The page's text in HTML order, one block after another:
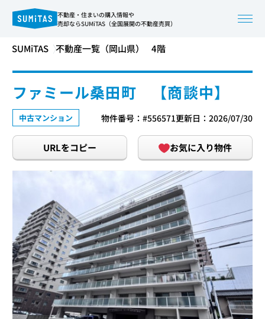
不動産・住まいの購入情報や
売却ならSUMiTAS（全国展開の不動産売買）
SUMiTAS 不動産一覧（岡山県） 4階
ファミール桑田町 【商談中】
中古マンション 物件番号：#556571更新日：2026/07/30
URLをコピー お気に入り物件